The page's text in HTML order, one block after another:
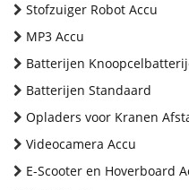
Stofzuiger Robot Accu
MP3 Accu
Batterijen
Batterijen Standaard
Opladers voor Kranen
Videocamera Accu
E-Scooter en Hoverboard